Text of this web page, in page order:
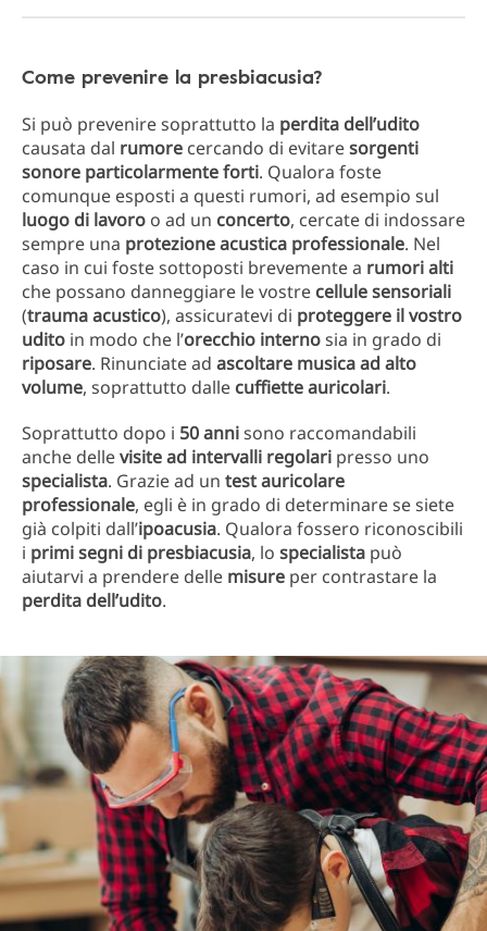
Come prevenire la presbiacusia?
Si può prevenire soprattutto la perdita dell’udito
causata dal rumore cercando di evitaresorgenti
sonore particolarmente forti. Qualora foste
comunque esposti a questi rumori, ad esempio sul
luogo di lavoro o ad un concerto, cercate di indossare
sempre una protezione acustica professionale. Nel
caso in cui foste sottoposti brevemente a rumori alti
che possano danneggiare le vostre cellule sensoriali
(trauma acustico), assicuratevi di proteggere il vostro
udito in modo che l’orecchio internosia in grado di
riposare. Rinunciate ad ascoltare musica ad alto
volume, soprattutto dalle cuffiette auricolari.
Soprattutto dopo i 50 annisono raccomandabili
anche dellevisite ad intervalli regolari presso uno
specialista. Grazie ad un test auricolare
professionale, egli è in grado di determinare se siete
già colpiti dall’ipoacusia. Qualora fossero riconoscibili
i primi segni di presbiacusia, lo specialista può
aiutarvi a prendere delle misure per contrastare la
perdita dell’udito.